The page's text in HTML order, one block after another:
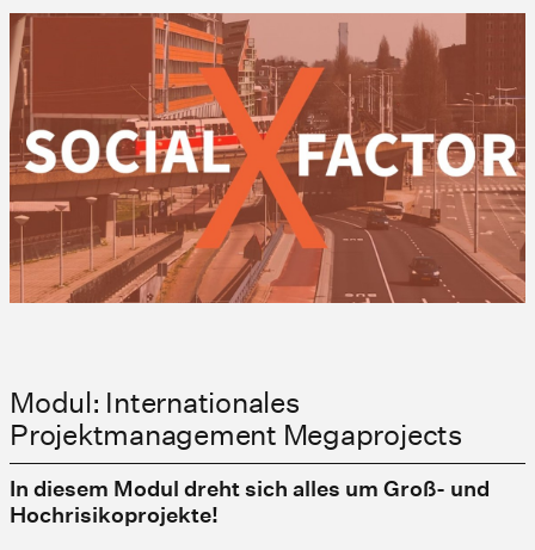
Modul: Internationales
Projektmanagement Megaprojects
In diesem Modul dreht sich alles um Groß- und
Hochrisikoprojekte!